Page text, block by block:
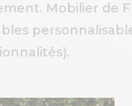
Mobilier de